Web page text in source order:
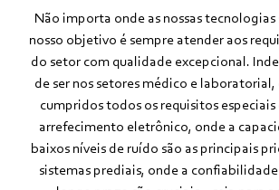
Não importa onde as nossas tecnologias
nosso objetivo é sempre atender aos
do setor com qualidade excepcional.
de ser nos setores médico e laboratorial,
cumpridos todos os requisitos
arrefecimento eletrônico, onde a
baixos níveis de ruído são as principais
sistemas prediais, onde a